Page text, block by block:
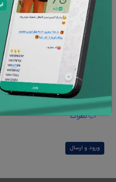
پشتیبانی 24 ساعته
امنیت پرداخت
افزودن به علاقه مندی ها
نظرات
ورود و ارسال